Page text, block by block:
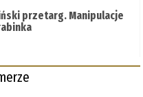
przetarg. Manipulacje